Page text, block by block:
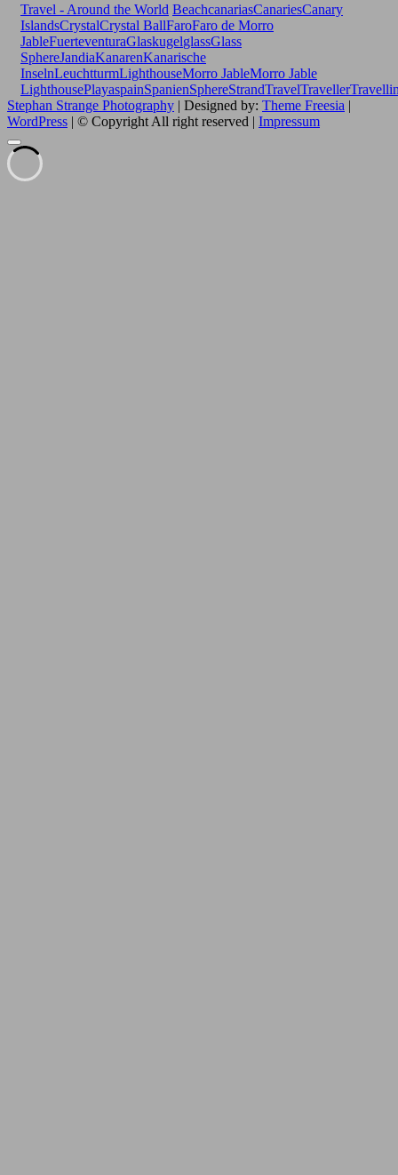
Travel - Around the World BeachcanariasCanariesCanary
IslandsCrystalCrystal BallFaroFaro de Morro
JableFuerteventuraGlaskugelglassGlass
SphereJandiaKanarenKanarische
InselnLeuchtturmLighthouseMorro JableMorro Jable
LighthousePlayaspainSpanienSphereStrandTravelTraveller
Stephan Strange Photography | Designed by: Theme Freesia |
WordPress | © Copyright All right reserved | Impressum